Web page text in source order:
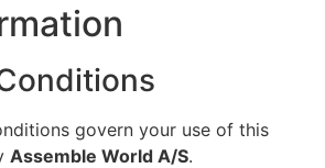
govern your use of this
Assemble World A/S.